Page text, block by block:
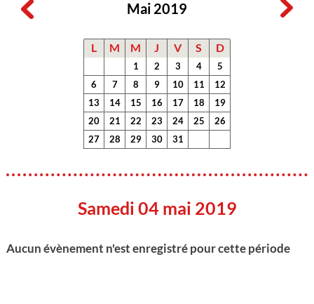
Mai 2019
L M M J V S D
1 2 3 4
5
6
7 8 9 10 11
12
13
14 15 16 17 18
19
20
21 22 23 24 25
26
27
28 29 30 31
Samedi 04 mai 2019
Aucun évènement n'est enregistré pour cette période